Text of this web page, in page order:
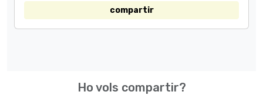
compartir
Ho vols compartir?